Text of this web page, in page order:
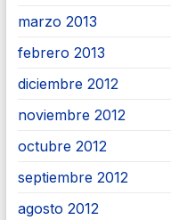
marzo 2013
febrero 2013
diciembre 2012
noviembre 2012
octubre 2012
septiembre 2012
agosto 2012